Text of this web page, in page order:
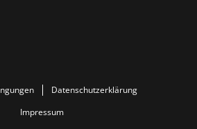
Datenschutzerklärung
Impressum